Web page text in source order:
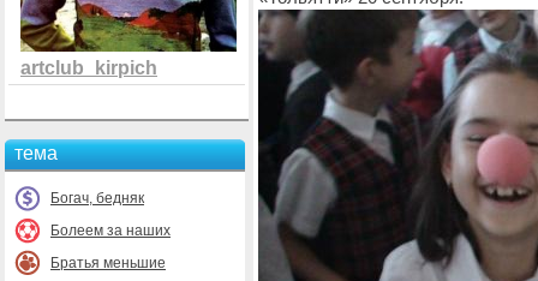
artclub_kirpich
тема
Богач, бедняк
Болеем за наших
Братья меньшие